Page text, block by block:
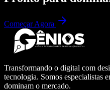
Começar Agora
Transformando o digital com
tecnologia. Somos especialistas
dominam o mercado.